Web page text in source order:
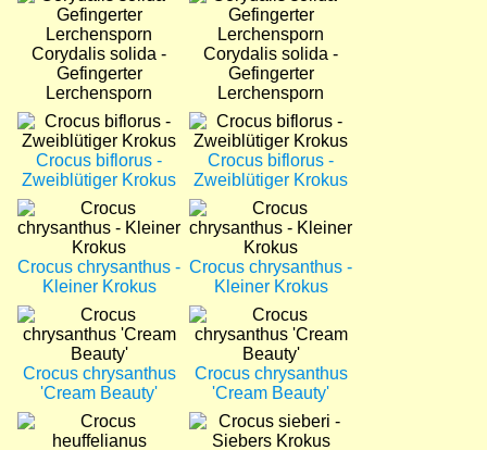
Corydalis solida -
Gefingerter
Lerchensporn
Corydalis solida -
Gefingerter
Lerchensporn
Bild
Crocus biflorus -
Zweiblütiger Krokus
Bild
Crocus biflorus -
Zweiblütiger Krokus
Bild
Crocus chrysanthus -
Kleiner Krokus
Bild
Crocus chrysanthus -
Kleiner Krokus
Bild
Crocus chrysanthus
'Cream Beauty'
Bild
Crocus chrysanthus
'Cream Beauty'
Bild
Bild